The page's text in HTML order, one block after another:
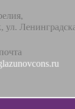
ул.